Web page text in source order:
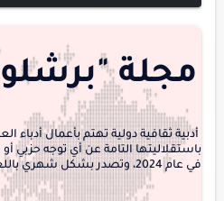
interview
مجلة
أدبية ثقافية دولية تهتم بأعمال أدباء
باستقلاليتها التامة عن أي توجه
في عام 2024، وتصدر بشكل شهري باللغتين العربية والإنجليزية.